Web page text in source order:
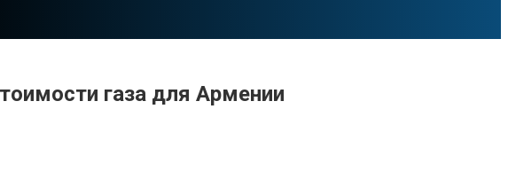
газа для Армении